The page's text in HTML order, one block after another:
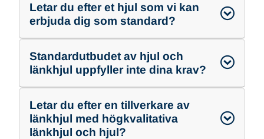
Letar du efter et hjul som vi kan
erbjuda dig som standard?
Standardutbudet av hjul och
länkhjul uppfyller inte dina krav?
Letar du efter en tillverkare av
länkhjul med högkvalitativa
länkhjul och hjul?